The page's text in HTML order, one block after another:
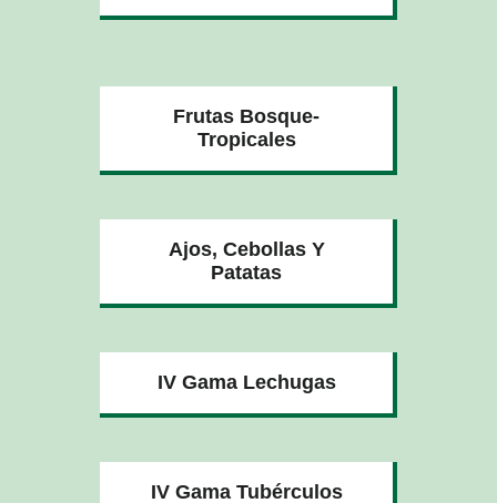
Frutas Bosque-
Tropicales
Ajos, Cebollas Y
Patatas
IV Gama Lechugas
IV Gama Tubérculos